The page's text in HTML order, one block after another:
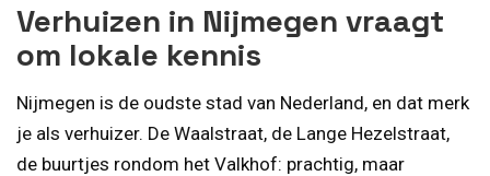
Verhuizen in Nijmegen vraagt
om lokale kennis
Nijmegen is de oudste stad van Nederland, en dat merk
je als verhuizer. De Waalstraat, de Lange Hezelstraat,
de buurtjes rondom het Valkhof: prachtig, maar